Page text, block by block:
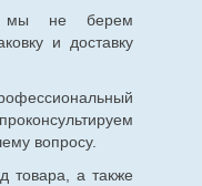
мы не берем
и доставку
вопросу.
товара, а также